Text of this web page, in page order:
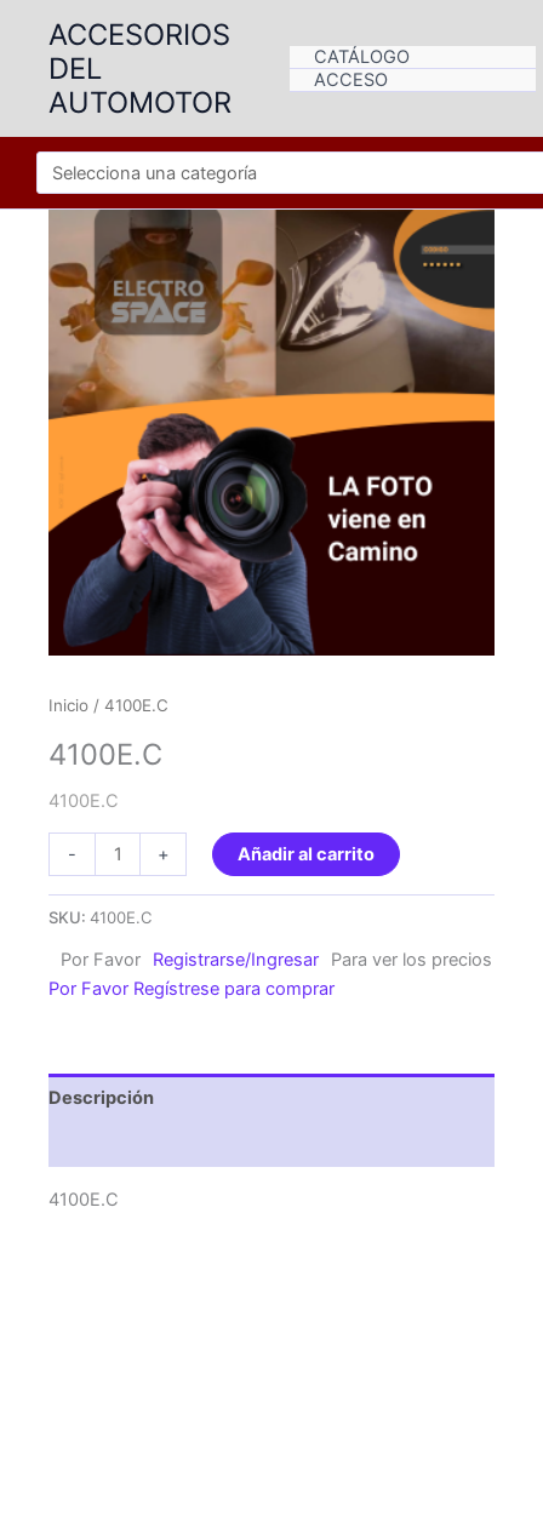
contenido
ACCESORIOS
DEL
AUTOMOTOR
CATÁLOGO
ACCESO
Inicio / 4100E.C
4100E.C
4100E.C
-
4100E.C
cantidad
+ Añadir al carrito
SKU: 4100E.C
Por Favor Registrarse/Ingresar
Para ver los precios
Por Favor Regístrese para comprar
Descripción
4100E.C